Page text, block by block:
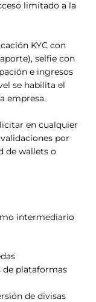
limitado a la
KYC con
selfie con
e ingresos
se habilita el
empresa.
en cualquier
por
de wallets o
intermediario
de plataformas
de divisas